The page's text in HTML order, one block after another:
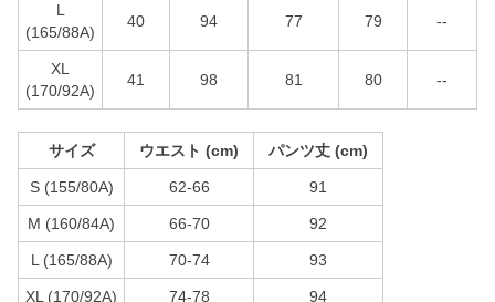
L
(165/88A)
40 94 77 79 --
XL
(170/92A)
41 98 81 80 --
サイズ ウエスト (cm) パンツ丈 (cm)
S (155/80A) 62-66 91
M (160/84A) 66-70 92
L (165/88A) 70-74 93
XL (170/92A) 74-78 94